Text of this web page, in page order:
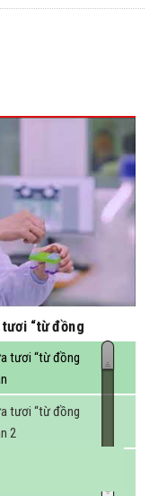
“từ đồng
tươi “từ đồng
tươi “từ đồng
2
tiêu 3,4 tỷ lít